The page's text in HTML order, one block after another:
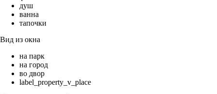
душ
ванна
тапочки
Вид из окна
на парк
на город
во двор
label_property_v_place